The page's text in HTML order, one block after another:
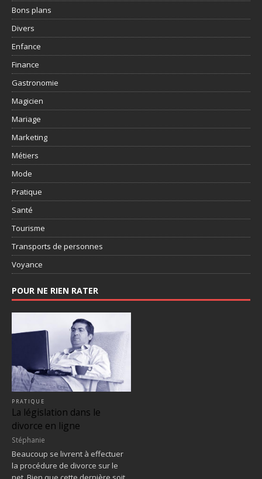
Bons plans
Divers
Enfance
Finance
Gastronomie
Magicien
Mariage
Marketing
Métiers
Mode
Pratique
Santé
Tourisme
Transports de personnes
Voyance
POUR NE RIEN RATER
PRATIQUE
La législation dans le
divorce en ligne
Stéphanie
Beaucoup se livrent à effectuer
la procédure de divorce sur le